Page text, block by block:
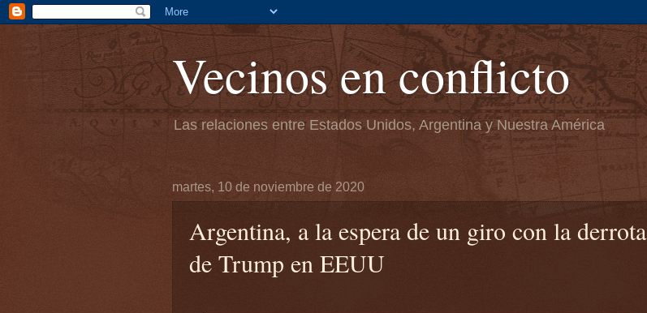
Vecinos en conflicto
Las relaciones entre Estados Unidos, Argentina y Nuestra América
martes, 10 de noviembre de 2020
Argentina, a la espera de un giro con la derrota
de Trump en EEUU